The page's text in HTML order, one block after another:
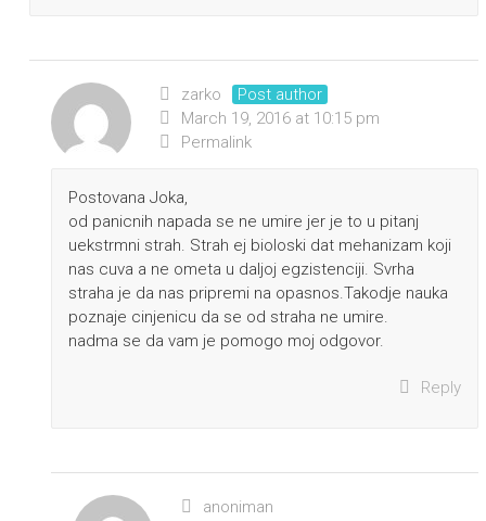
zarko
Post author
March 19, 2016 at 10:15 pm
Permalink
Postovana Joka,
od panicnih napada se ne umire jer je to u pitanj
uekstrmni strah. Strah ej bioloski dat mehanizam koji
nas cuva a ne ometa u daljoj egzistenciji. Svrha
straha je da nas pripremi na opasnos.Takodje nauka
poznaje cinjenicu da se od straha ne umire.
nadma se da vam je pomogo moj odgovor.
Reply
anoniman